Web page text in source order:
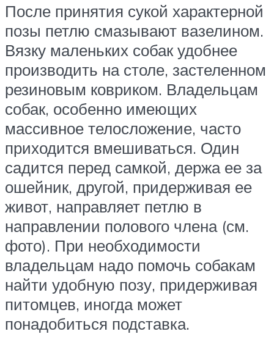
После принятия сукой характерной
позы петлю смазывают вазелином.
Вязку маленьких собак удобнее
производить на столе, застеленном
резиновым ковриком. Владельцам
собак, особенно имеющих
массивное телосложение, часто
приходится вмешиваться. Один
садится перед самкой, держа ее за
ошейник, другой, придерживая ее
живот, направляет петлю в
направлении полового члена (см.
фото). При необходимости
владельцам надо помочь собакам
найти удобную позу, придерживая
питомцев, иногда может
понадобиться подставка.